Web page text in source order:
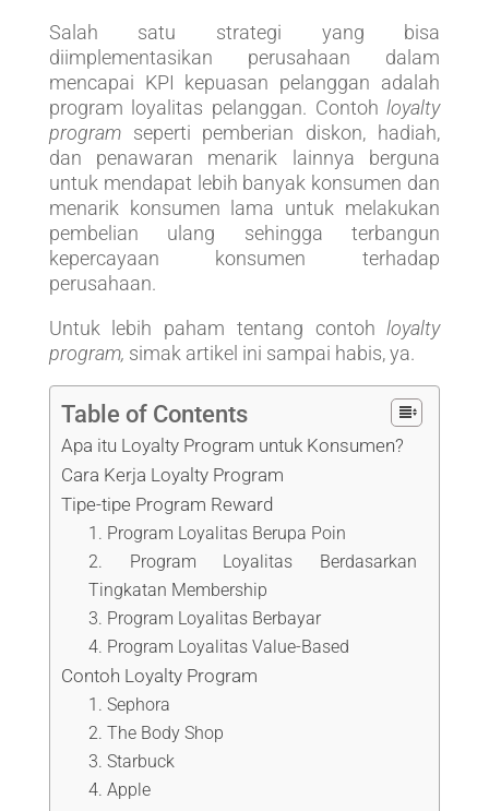
Salah satu strategi yang bisa
diimplementasikan perusahaan dalam
mencapai KPI kepuasan pelanggan adalah
program loyalitas pelanggan. Contohloyalty
programseperti pemberian diskon, hadiah,
dan penawaran menarik lainnya berguna
untuk mendapat lebih banyak konsumen dan
menarik konsumen lama untuk melakukan
pembelian ulang sehingga terbangun
kepercayaan konsumen terhadap
perusahaan.
Untuk lebih paham tentang contoh loyalty
program, simak artikel ini sampai habis, ya.
Table of Contents
Apa itu Loyalty Program untuk Konsumen?
Cara Kerja Loyalty Program
Tipe-tipe Program Reward
1. Program Loyalitas Berupa Poin
2. Program Loyalitas Berdasarkan
Tingkatan Membership
3. Program Loyalitas Berbayar
4. Program Loyalitas Value-Based
Contoh Loyalty Program
1. Sephora
2. The Body Shop
3. Starbuck
4. Apple